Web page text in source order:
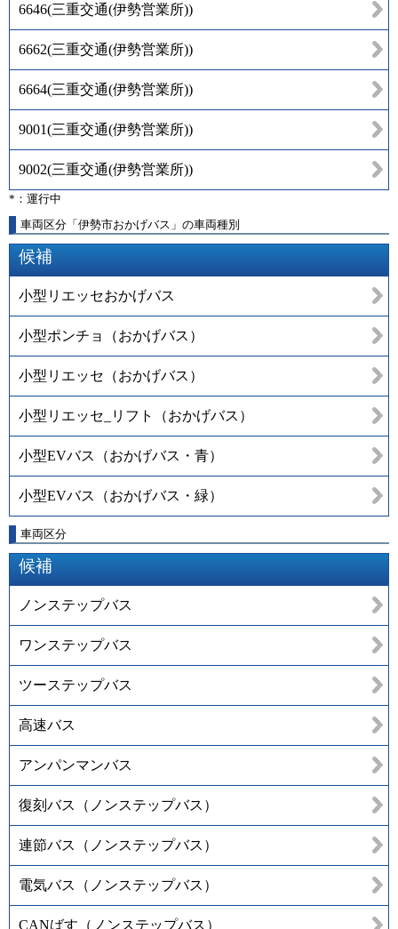
6646(三重交通(伊勢営業所))
6662(三重交通(伊勢営業所))
6664(三重交通(伊勢営業所))
9001(三重交通(伊勢営業所))
9002(三重交通(伊勢営業所))
*：運行中
車両区分「伊勢市おかげバス」の車両種別
候補
小型リエッセおかげバス
小型ポンチョ（おかげバス）
小型リエッセ（おかげバス）
小型リエッセ_リフト（おかげバス）
小型EVバス（おかげバス・青）
小型EVバス（おかげバス・緑）
車両区分
候補
ノンステップバス
ワンステップバス
ツーステップバス
高速バス
アンパンマンバス
復刻バス（ノンステップバス）
連節バス（ノンステップバス）
電気バス（ノンステップバス）
CANばす（ノンステップバス）